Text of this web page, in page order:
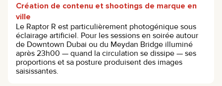
Création de contenu et shootings de marque en
ville
Le Raptor R est particulièrement photogénique sous
éclairage artificiel. Pour les sessions en soirée autour
de Downtown Dubai ou du Meydan Bridge illuminé
après 23h00 — quand la circulation se dissipe — ses
proportions et sa posture produisent des images
saisissantes.